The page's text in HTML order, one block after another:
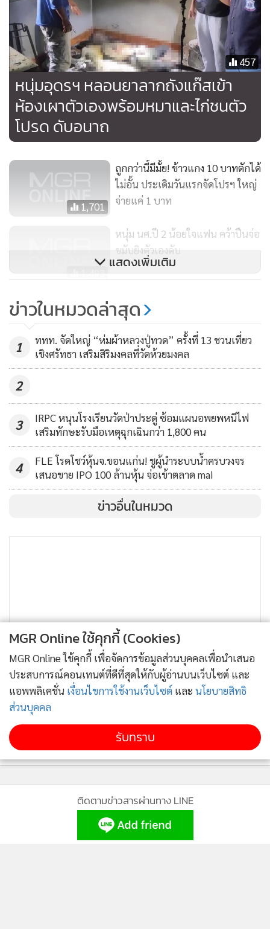
457
หนุ่มอุดรฯ หลอนยาลากถังแก๊สเข้า
ห้องเผาตัวเองพร้อมหมาและไก่ชนตัว
โปรด ดับอนาถ
1,701
ถูกกว่านี้มีมั้ย! ข้าวแกง 10 บาทตักได้
ไม่อั้น ประเดิมวันแรกจัดโปรฯ ใหญ่
จ่ายแค่ 1 บาท
1,493
หนุ่ม นศ.ปี 2 น้อยใจแฟน คว้าปืนจ่อ
ขมับยิงตัวเองดับ
1,020
ร้านคอฟฟี่ ฟอเรสท์ เมืองเพชร
แสดงเพิ่มเติม
ข่าวในหมวดล่าสุด
1
ททท. จัดใหญ่ “ห่มผ้าหลวงปู่ทวด” ครั้งที่ 13 ชวนเที่ยว
เชิงศรัทธา เสริมสิริมงคลที่วัดห้วยมงคล
2
3
IRPC หนุนโรงเรียนวัดป่าประดู่ ซ้อมแผนอพยพหนีไฟ
เสริมทักษะรับมือเหตุฉุกเฉินกว่า 1,800 คน
4
FLE โรดโชว์หุ้นจ.ขอนแก่น! ชูผู้นำระบบน้ำครบวงจร
เสนอขาย IPO 100 ล้านหุ้น จ่อเข้าตลาด mai
ข่าวอื่นในหมวด
ติดตามข่าวสารผ่านทาง LINE
MGR Online ใช้คุกกี้ (Cookies)
MGR Online ใช้คุกกี้ เพื่อจัดการข้อมูลส่วนบุคคลเพื่อนำเสนอ
ประสบการณ์คอนเทนต์ที่ดีที่สุดให้กับผู้อ่านบนเว็บไซต์ และ
แอพพลิเคชั่น เงื่อนไขการใช้งานเว็บไซต์ และ นโยบายสิทธิ
ส่วนบุคคล
รับทราบ